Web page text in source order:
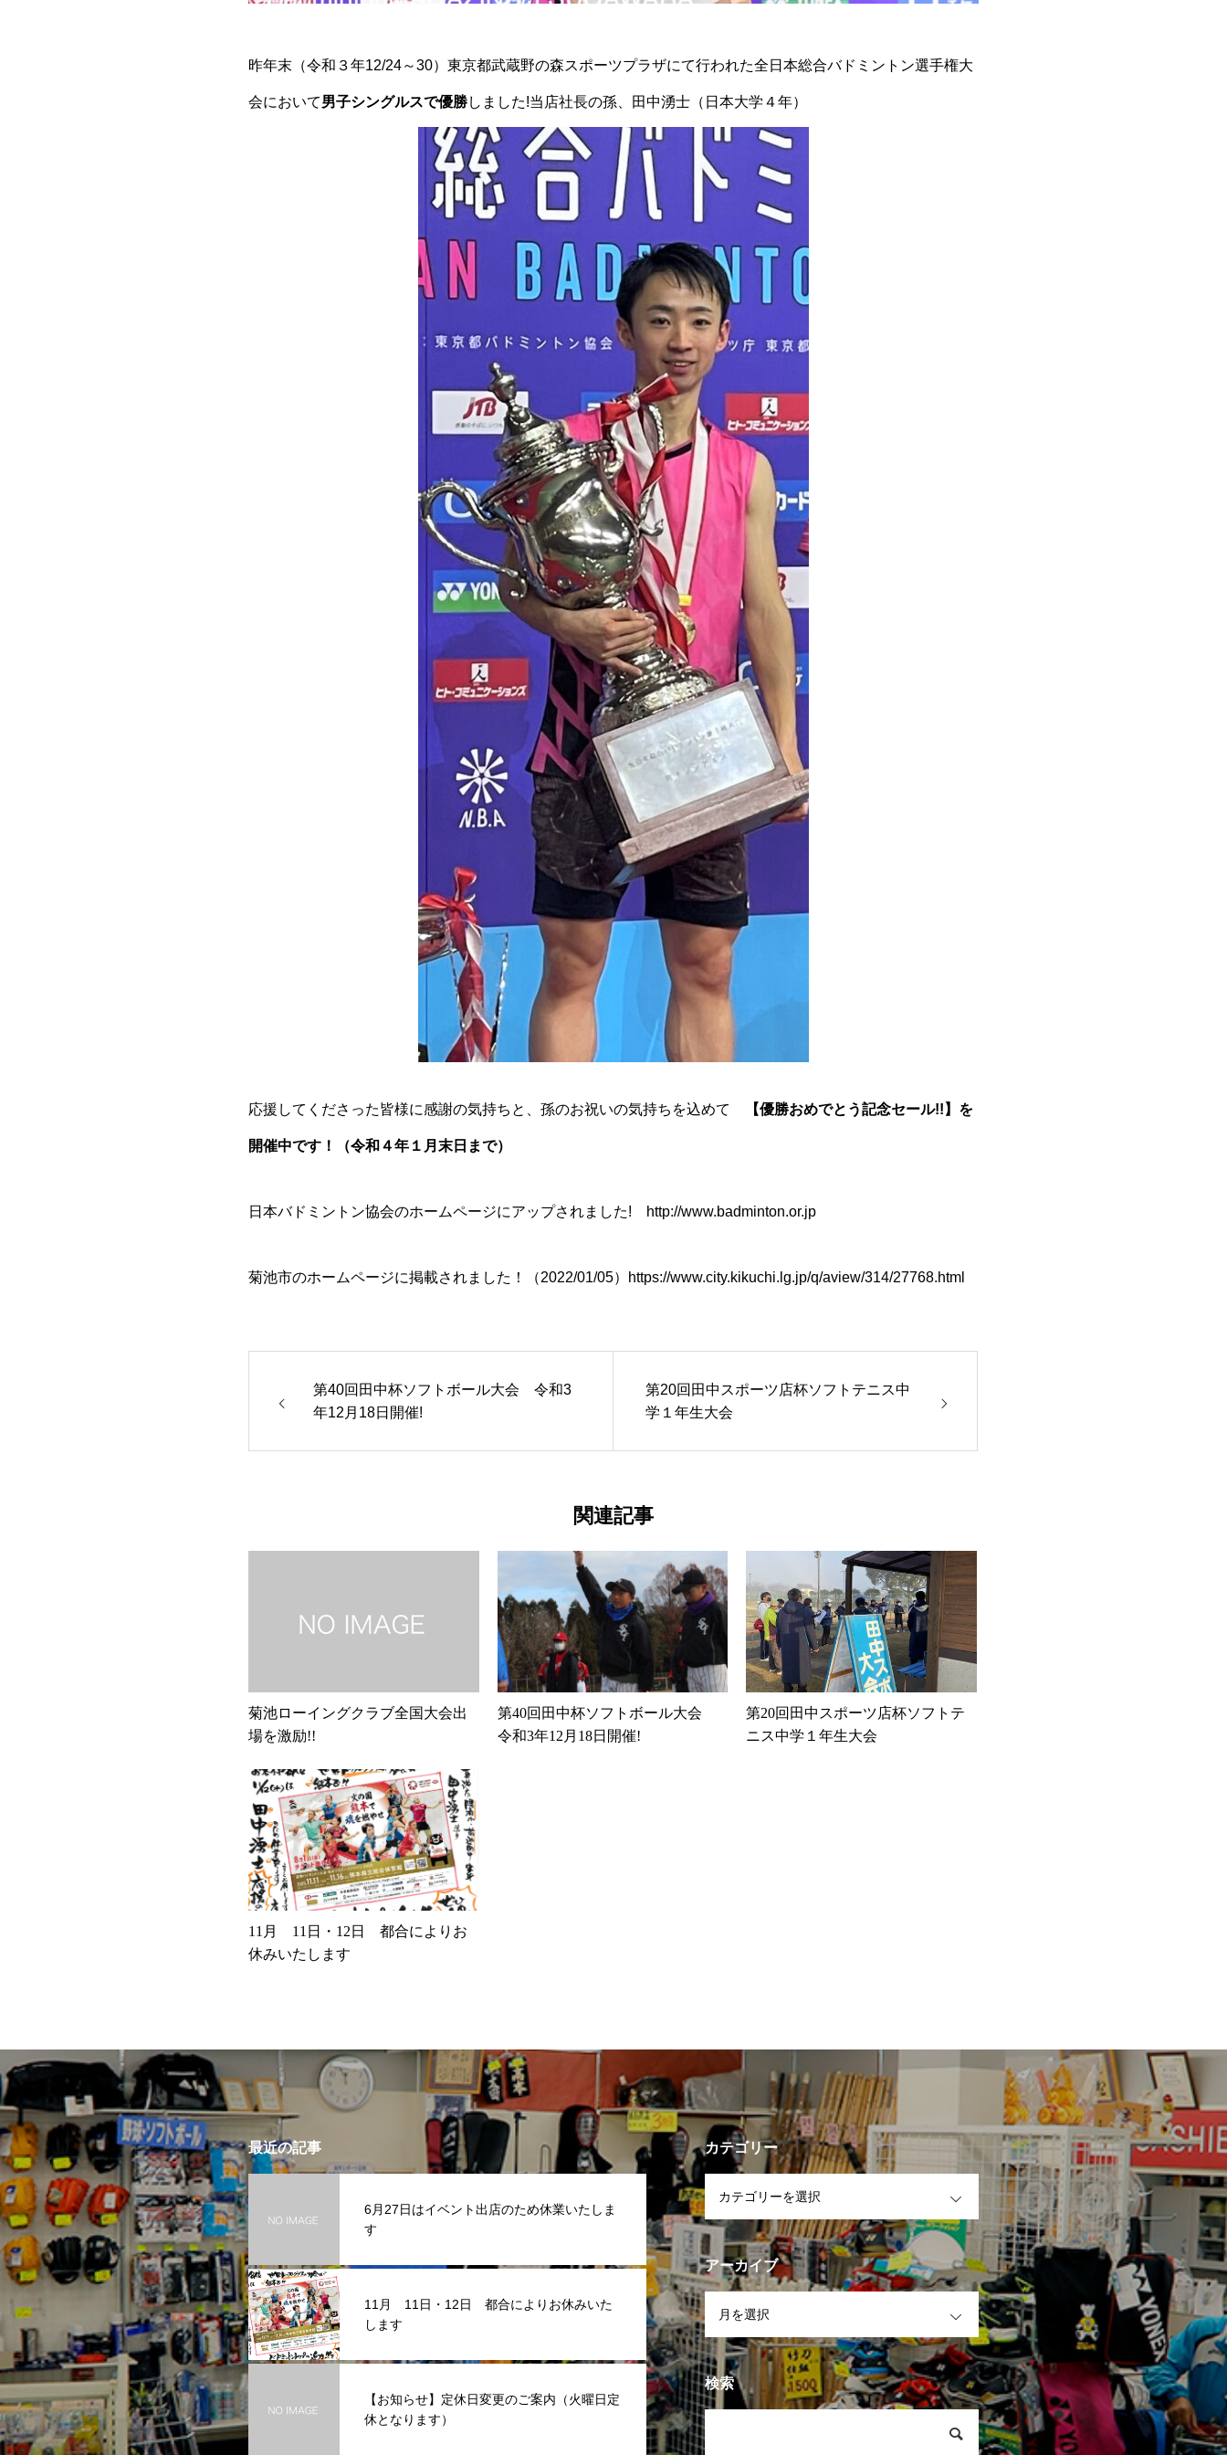
昨年末（令和３年12/24～30）東京都武蔵野の森スポーツプラザにて行われた全日本総合バドミントン選手権大
会において男子シングルスで優勝しました!当店社長の孫、田中湧士（日本大学４年）
応援してくださった皆様に感謝の気持ちと、孫のお祝いの気持ちを込めて 【優勝おめでとう記念セール!!】を
開催中です！（令和４年１月末日まで）
日本バドミントン協会のホームページにアップされました! http://www.badminton.or.jp
菊池市のホームページに掲載されました！（2022/01/05） https://www.city.kikuchi.lg.jp/q/aview/314/27768.html
第40回田中杯ソフトボール大会 令和3
年12月18日開催!
第20回田中スポーツ店杯ソフトテニス中
学１年生大会
関連記事
菊池ローイングクラブ全国大会出
場を激励!!
第40回田中杯ソフトボール大会
令和3年12月18日開催!
第20回田中スポーツ店杯ソフトテ
ニス中学１年生大会
11月 11日・12日 都合によりお
休みいたします
最近の記事
6月27日はイベント出店のため休業いたしま
す
11月 11日・12日 都合によりお休みいた
します
【お知らせ】定休日変更のご案内（火曜日定
休となります）
カテゴリー
アーカイブ
検索